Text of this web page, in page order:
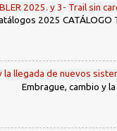
2025. y 3- Trail sin
2025
la llegada de nuevos
cambio y la